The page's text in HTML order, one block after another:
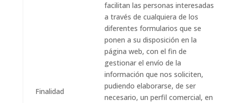
Finalidad
facilitan las personas interesadas
a través de cualquiera de los
diferentes formularios que se
ponen a su disposición en la
página web, con el fin de
gestionar el envío de la
información que nos soliciten,
pudiendo elaborarse, de ser
necesario, un perfil comercial, en